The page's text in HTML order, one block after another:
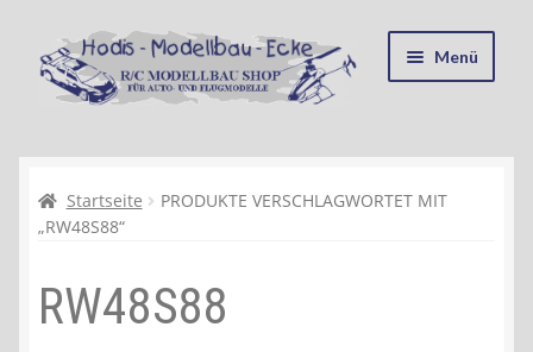
Zur
Navigation
springen
Zum
Inhalt
springen
Menü
Kasse
Recycling, Entsorgung und Umwelt
Startseite
PRODUKTE VERSCHLAGWORTET MIT
„RW48S88“
RW48S88